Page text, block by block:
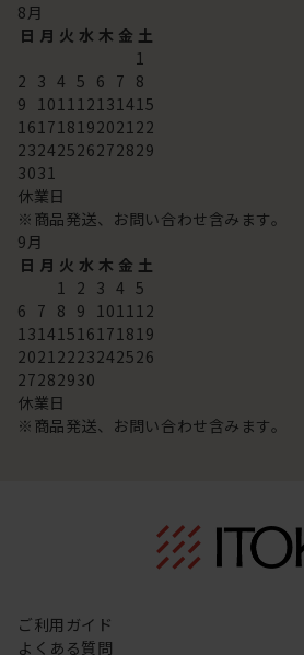
8月
日 月 火 水 木 金 土
1
2 3 4 5 6 7 8
9 101112131415
16171819202122
23242526272829
3031
休業日
※商品発送、お問い合わせ含みます。
9月
日 月 火 水 木 金 土
1 2 3 4 5
6 7 8 9 101112
13141516171819
20212223242526
27282930
休業日
※商品発送、お問い合わせ含みます。
ご利用ガイド
よくある質問